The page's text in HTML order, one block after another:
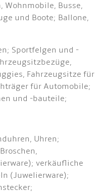
Wohnmobile, Busse,
und Boote; Ballone,
Sportfelgen und -
Fahrzeugsitze für
für Automobile;
und -bauteile;
Uhren;
verkäufliche
(Juwelierware);